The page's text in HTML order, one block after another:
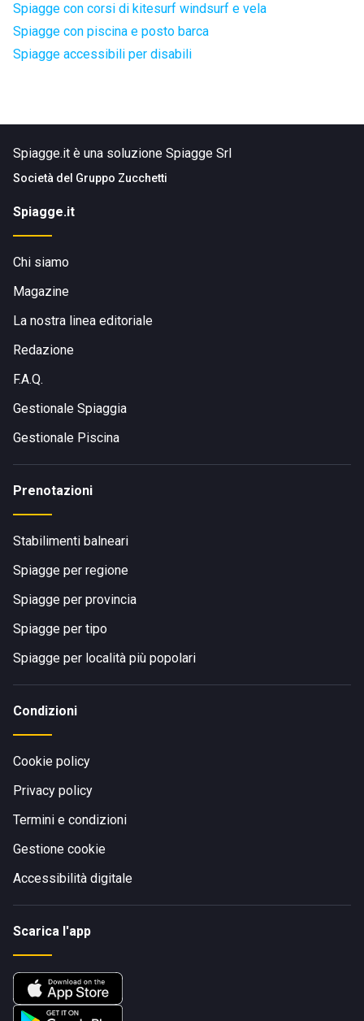
Spiagge con corsi di kitesurf windsurf e vela
Spiagge con piscina e posto barca
Spiagge accessibili per disabili
Spiagge.it è una soluzione Spiagge Srl
Società del Gruppo Zucchetti
Spiagge.it
Chi siamo
Magazine
La nostra linea editoriale
Redazione
F.A.Q.
Gestionale Spiaggia
Gestionale Piscina
Prenotazioni
Stabilimenti balneari
Spiagge per regione
Spiagge per provincia
Spiagge per tipo
Spiagge per località più popolari
Condizioni
Cookie policy
Privacy policy
Termini e condizioni
Gestione cookie
Accessibilità digitale
Scarica l'app